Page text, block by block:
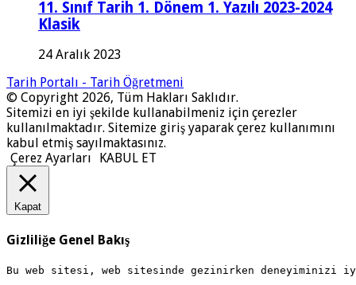
11. Sınıf Tarih 1. Dönem 1. Yazılı 2023-2024
Klasik
24 Aralık 2023
Tarih Portalı - Tarih Öğretmeni
© Copyright 2026, Tüm Hakları Saklıdır.
Sitemizi en iyi şekilde kullanabilmeniz için çerezler
kullanılmaktadır. Sitemize giriş yaparak çerez kullanımını
kabul etmiş sayılmaktasınız.
Çerez Ayarları
KABUL ET
Kapat
Gizliliğe Genel Bakış
Bu web sitesi, web sitesinde gezinirken deneyiminizi